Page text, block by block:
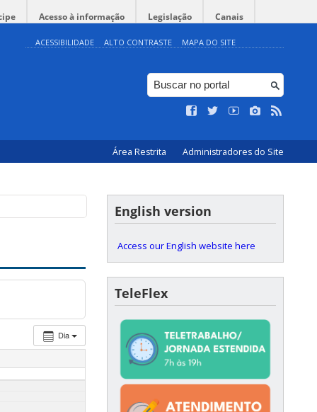
Acesso à informação Legislação Canais
ACESSIBILIDADE ALTO CONTRASTE MAPA DO SITE
Área Restrita Administradores do Site
Dia
English version
Access our English website here
TeleFlex